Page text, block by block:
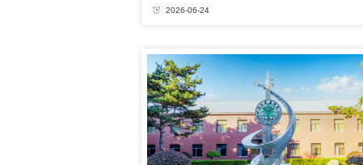
2026-06-24